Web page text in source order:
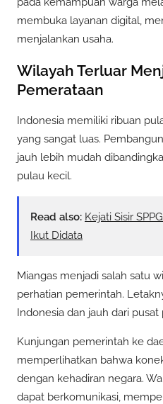
membuka layanan digital,
menjalankan usaha.
Wilayah Terluar
Pemerataan
Indonesia memiliki ribuan
yang sangat luas.
jauh lebih mudah
pulau kecil.
Read also: Kejati Sisir
Ikut Didata
Miangas menjadi salah satu
perhatian pemerintah.
Indonesia dan jauh dari
Kunjungan pemerintah ke
memperlihatkan bahwa
dengan kehadiran negara.
dapat berkomunikasi,